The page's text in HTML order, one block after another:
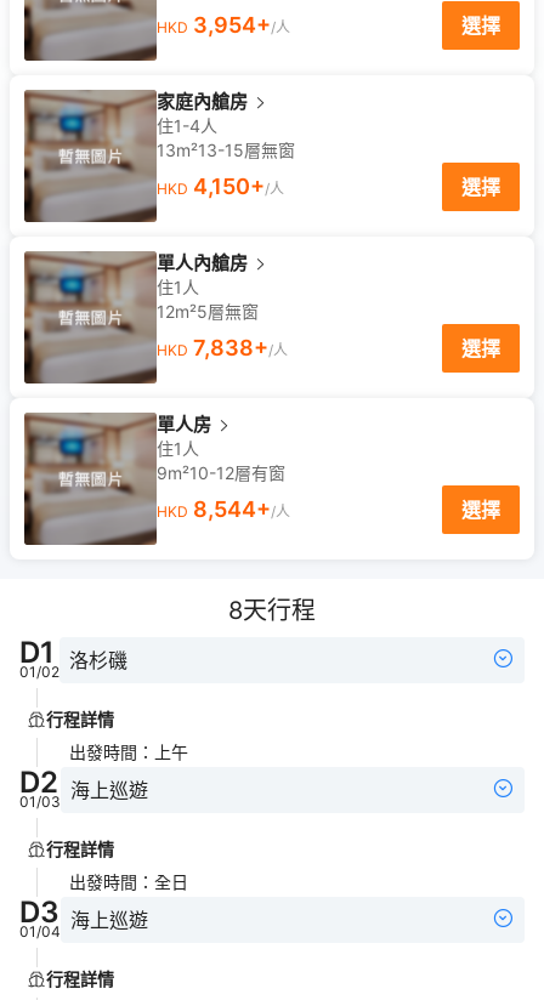
HKD 3,954+/人 選擇
家庭內艙房
住1-4人
13m²13-15層無窗
HKD 4,150+/人 選擇
單人內艙房
住1人
12m²5層無窗
HKD 7,838+/人 選擇
單人房
住1人
9m²10-12層有窗
HKD 8,544+/人 選擇
8天行程
D1
01/02 洛杉磯
行程詳情
出發時間 ： 上午
D2
01/03 海上巡遊
行程詳情
出發時間 ： 全日
D3
01/04 海上巡遊
行程詳情